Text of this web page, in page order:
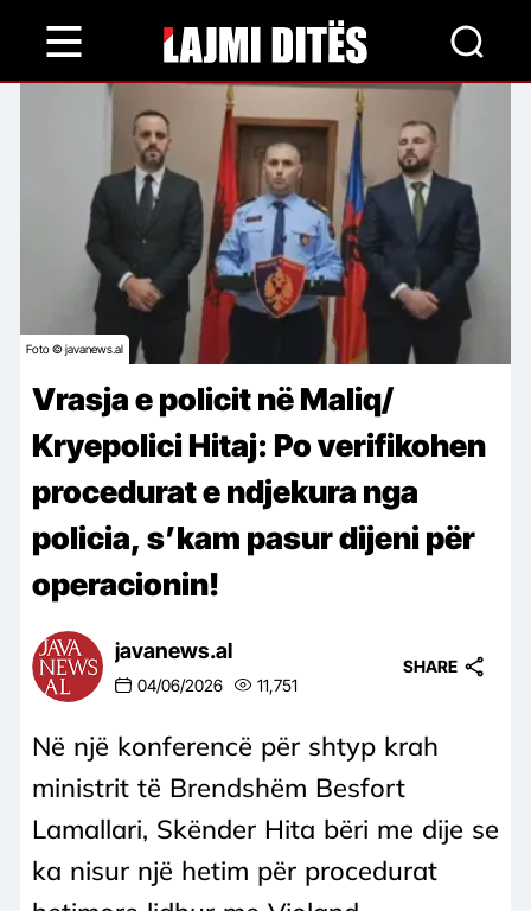
content
Foto © javanews.al
Vrasja e policit në Maliq/
Kryepolici Hitaj: Po verifikohen
procedurat e ndjekura nga
policia, s’kam pasur dijeni për
operacionin!
javanews.al
04/06/2026 11,751
SHARE
Në një konferencë për shtyp krah
ministrit të Brendshëm Besfort
Lamallari, Skënder Hita bëri me dije se
ka nisur një hetim për procedurat